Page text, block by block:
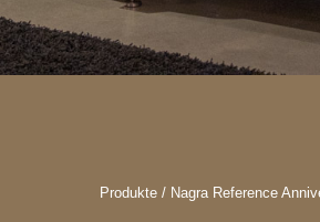
Produkte / Nagra Reference